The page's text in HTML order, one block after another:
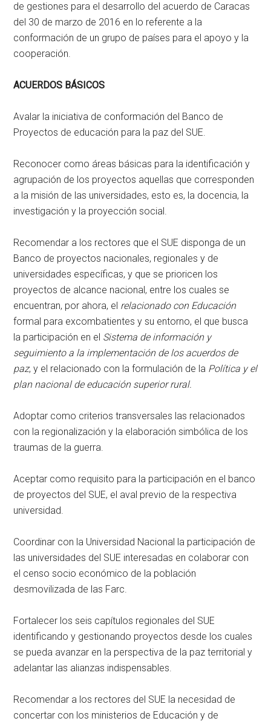
de gestiones para el desarrollo del acuerdo de Caracas
del 30 de marzo de 2016 en lo referente a la
conformación de un grupo de países para el apoyo y la
cooperación.
ACUERDOS BÁSICOS
Avalar la iniciativa de conformación del Banco de
Proyectos de educación para la paz del SUE.
Reconocer como áreas básicas para la identificación y
agrupación de los proyectos aquellas que corresponden
a la misión de las universidades, esto es, la docencia, la
investigación y la proyección social.
Recomendar a los rectores que el SUE disponga de un
Banco de proyectos nacionales, regionales y de
universidades específicas, y que se prioricen los
proyectos de alcance nacional, entre los cuales se
encuentran, por ahora, el relacionado con Educación
formal para excombatientes y su entorno, el que busca
la participación en el Sistema de información y
seguimiento a la implementación de los acuerdos de
paz, y el relacionado con la formulación de la Política y el
plan nacional de educación superior rural.
Adoptar como criterios transversales las relacionados
con la regionalización y la elaboración simbólica de los
traumas de la guerra.
Aceptar como requisito para la participación en el banco
de proyectos del SUE, el aval previo de la respectiva
universidad.
Coordinar con la Universidad Nacional la participación de
las universidades del SUE interesadas en colaborar con
el censo socio económico de la población
desmovilizada de las Farc.
Fortalecer los seis capítulos regionales del SUE
identificando y gestionando proyectos desde los cuales
se pueda avanzar en la perspectiva de la paz territorial y
adelantar las alianzas indispensables.
Recomendar a los rectores del SUE la necesidad de
concertar con los ministerios de Educación y de